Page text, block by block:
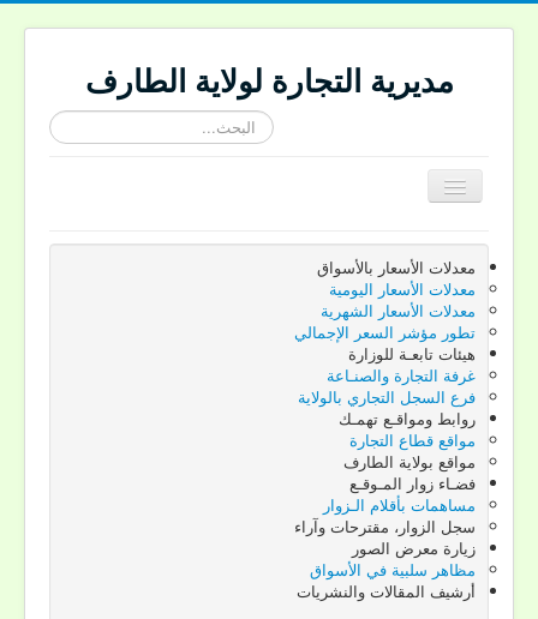
مديرية التجارة لولاية الطارف
البحث...
Toggle
Navigation
الرئيسية
تقديم الجهة
تقديم المديرية
النصوص القانونية
ركـن المستهـلك
إعلانات المديرية
اتصل بنـا
Site-langue Fr
أنت هنا: الرئيسية
اتصل بنـا
روابط الإتصال بالمديرية وموقعها المصور
معدلات الأسعار بالأسواق
معدلات الأسعار اليومية
معدلات الأسعار الشهرية
تطور مؤشر السعر الإجمالي
هيئات تابعـة للوزارة
غرفة التجارة والصنـاعة
فرع السجل التجاري بالولاية
روابط ومواقـع تهمـك
مواقع قطاع التجارة
مواقع بولاية الطارف
فضـاء زوار المـوقـع
مساهمات بأقلام الـزوار
سجل الزوار، مقترحات وآراء
زيارة معرض الصور
مظاهر سلبية في الأسواق
أرشيف المقالات والنشريات